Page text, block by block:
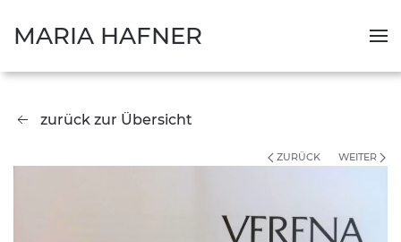
MARIA HAFNER
zurück zur Übersicht
ZURÜCK WEITER